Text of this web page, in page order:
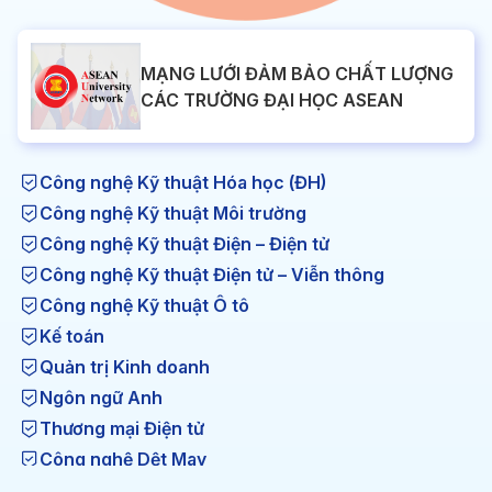
MẠNG LƯỚI ĐẢM BẢO CHẤT LƯỢNG
CÁC TRƯỜNG ĐẠI HỌC ASEAN
Công nghệ Kỹ thuật Hóa học (ĐH)
Công nghệ Kỹ thuật Môi trường
Công nghệ Kỹ thuật Điện – Điện tử
Công nghệ Kỹ thuật Điện tử – Viễn thông
Công nghệ Kỹ thuật Ô tô
Kế toán
Quản trị Kinh doanh
Ngôn ngữ Anh
Thương mại Điện tử
Công nghệ Dệt May